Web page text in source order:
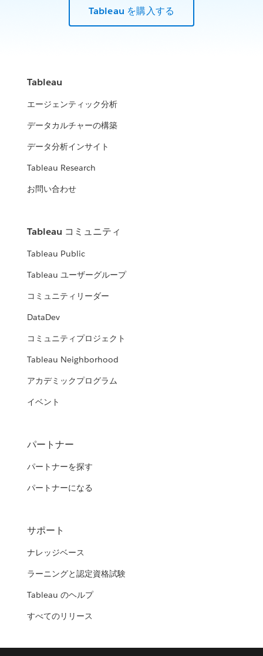
Tableau を購入する
Tableau
エージェンティック分析
データカルチャーの構築
データ分析インサイト
Tableau Research
お問い合わせ
Tableau コミュニティ
Tableau Public
Tableau ユーザーグループ
コミュニティリーダー
DataDev
コミュニティプロジェクト
Tableau Neighborhood
アカデミックプログラム
イベント
パートナー
パートナーを探す
パートナーになる
サポート
ナレッジベース
ラーニングと認定資格試験
Tableau のヘルプ
すべてのリリース